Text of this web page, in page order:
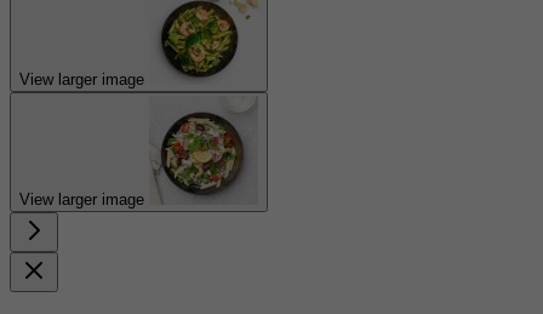
View larger image
View larger image